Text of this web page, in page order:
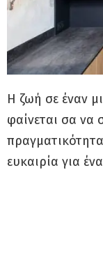
Η ζωή σε έναν
φαίνεται σα να
ευκαιρία για